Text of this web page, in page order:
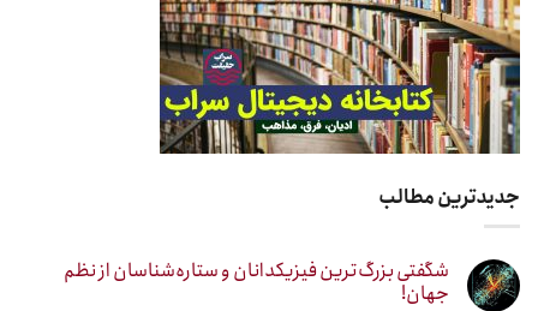
جدیدترین مطالب
شگفتی بزرگ‌ترین فیزیکدانان و ستاره‌شناسان از نظم
جهان!